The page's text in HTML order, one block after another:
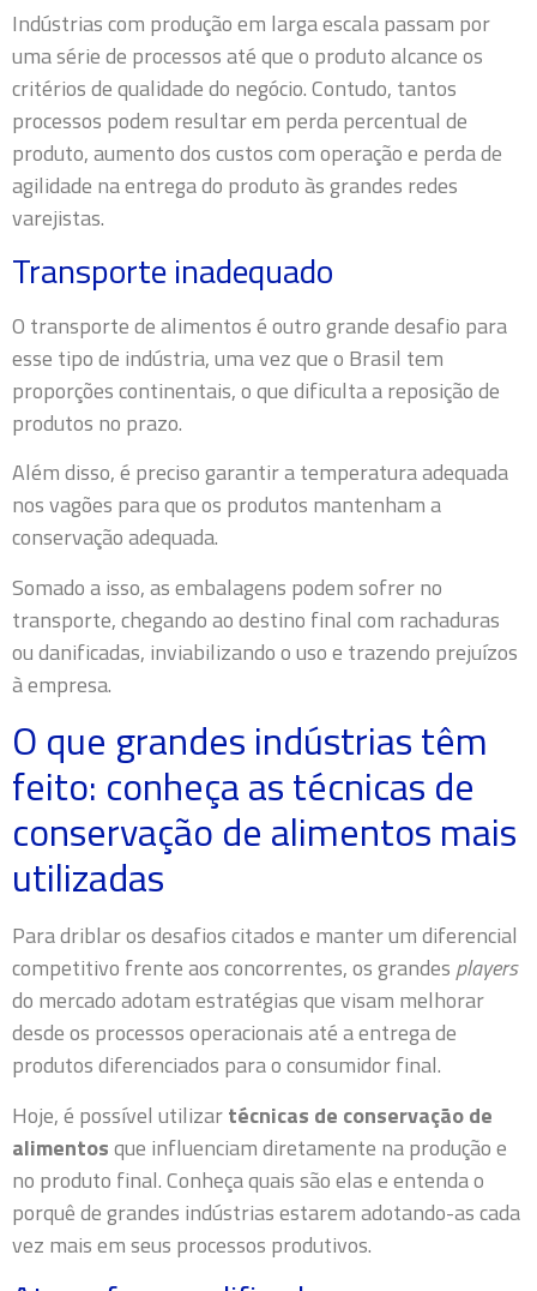
Indústrias com produção em larga escala passam por
uma série de processos até que o produto alcance os
critérios de qualidade do negócio. Contudo, tantos
processos podem resultar em perda percentual de
produto, aumento dos custos com operação e perda de
agilidade na entrega do produto às grandes redes
varejistas.
Transporte inadequado
O transporte de alimentos é outro grande desafio para
esse tipo de indústria, uma vez que o Brasil tem
proporções continentais, o que dificulta a reposição de
produtos no prazo.
Além disso, é preciso garantir a temperatura adequada
nos vagões para que os produtos mantenham a
conservação adequada.
Somado a isso, as embalagens podem sofrer no
transporte, chegando ao destino final com rachaduras
ou danificadas, inviabilizando o uso e trazendo prejuízos
à empresa.
O que grandes indústrias têm
feito: conheça as técnicas de
conservação de alimentos mais
utilizadas
Para driblar os desafios citados e manter um diferencial
competitivo frente aos concorrentes, os grandes players
do mercado adotam estratégias que visam melhorar
desde os processos operacionais até a entrega de
produtos diferenciados para o consumidor final.
Hoje, é possível utilizartécnicas de conservação de
alimentosque influenciam diretamente na produção e
no produto final. Conheça quais são elas e entenda o
porquê de grandes indústrias estarem adotando-as cada
vez mais em seus processos produtivos.